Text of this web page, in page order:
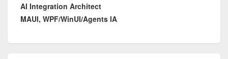
AI Integration Architect
MAUI, WPF/WinUI/Agents IA